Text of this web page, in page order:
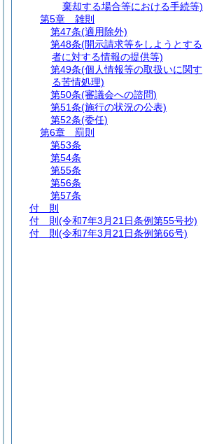
棄却する場合等における手続等)
第5章
雑則
第47条(適用除外)
第48条(開示請求等をしようとする
者に対する情報の提供等)
第49条(個人情報等の取扱いに関す
る苦情処理)
第50条(審議会への諮問)
第51条(施行の状況の公表)
第52条(委任)
第6章
罰則
第53条
第54条
第55条
第56条
第57条
付 則
付 則 (令和7年3月21日条例第55号抄)
付 則 (令和7年3月21日条例第66号)